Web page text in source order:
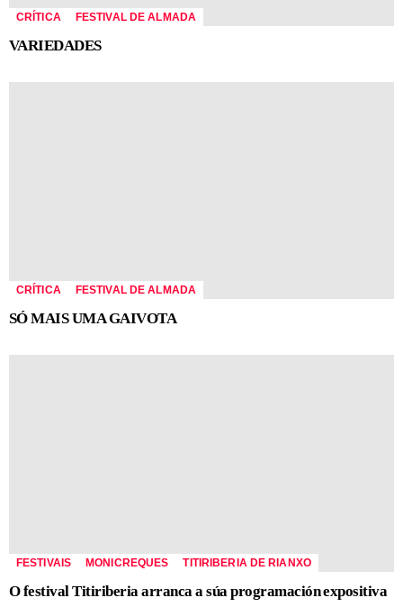
CRÍTICA FESTIVAL DE ALMADA
VARIEDADES
CRÍTICA FESTIVAL DE ALMADA
SÓ MAIS UMA GAIVOTA
FESTIVAIS MONICREQUES TITIRIBERIA DE RIANXO
O festival Titiriberia arranca a súa programación expositiva